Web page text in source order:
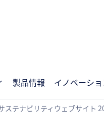
製品情報 イノベーシ
ステナビリティウェブサイト